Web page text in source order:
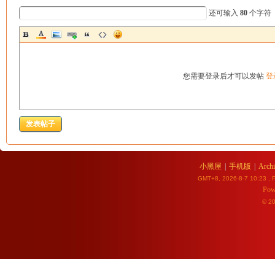
还可输入 80 个字符
您需要登录后才可以发帖 登
发表帖子
小黑屋 手机版
GMT+8, 2026-8-7 10:23 ,
©